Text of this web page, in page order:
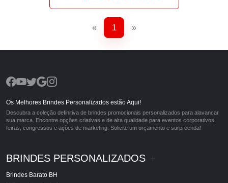
« 1 »
Os Melhores Brindes Personalizados estão Aqui!
Descubra a coleção definitiva de brindes promocionais personalizados para alavancar
sua marca. Encontre opções criativas e de alta qualidade para eventos corporativos,
feiras, congressos e ações de marketing. Solicite um orçamento e surpreenda!
BRINDES PERSONALIZADOS
Brindes Barato BH